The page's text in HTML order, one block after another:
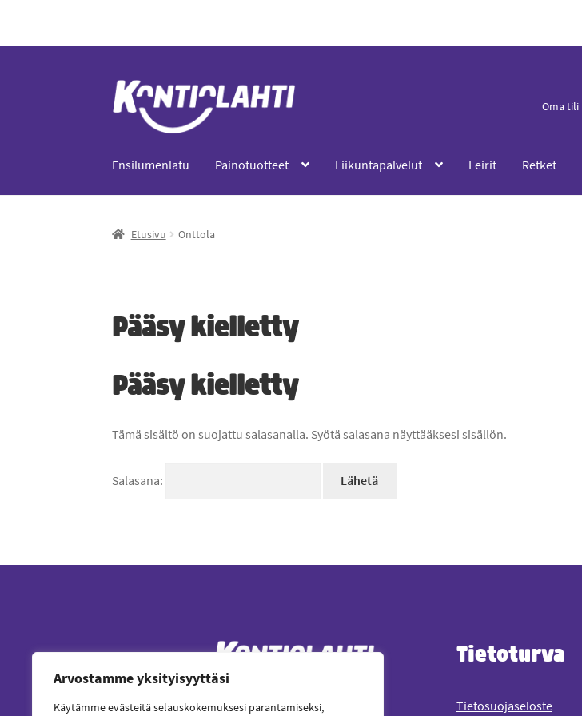
Arvostamme yksityisyyttäsi
Käytämme evästeitä selauskokemuksesi parantamiseksi,
Oma tili
Ensilumenlatu Painotuotteet Liikuntapalvelut Leirit Retket
Etusivu Onttola
Pääsy kielletty
Pääsy kielletty
Tämä sisältö on suojattu salasanalla. Syötä salasana näyttääksesi sisällön.
Salasana:
Tietoturva
Tietosuojaseloste